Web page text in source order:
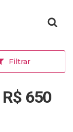
Filtrar
650